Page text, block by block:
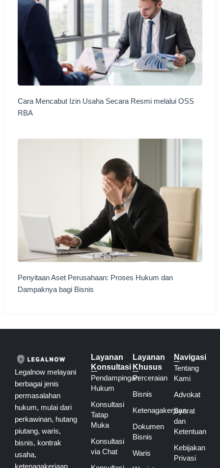
Cara Mencabut Izin Usaha Secara Resmi melalui OSS
RBA
Penyitaan Aset Perusahaan: Proses Hukum dan
Dampaknya bagi Bisnis
Legalnow melayani
berbagai jenis
permasalahan
hukum, mulai dari
perkawinan, hutang
piutang, waris,
bisnis, kontrak
usaha,
ketenagakerjaan
Layanan
Konsultasi
Pendampingan
Hukum
Konsultasi
Tatap
Muka
Konsultasi
via Chat
Layanan
Khusus
Perceraian
Bisnis
Ketenagakerjaan
Dokumen
Bisnis
Waris
Navigasi
Tentang
Kami
Advokat
Syarat
dan
Ketentuan
Kebijakan
Privasi